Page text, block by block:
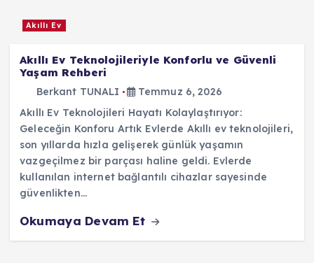
Akıllı Ev
Akıllı Ev Teknolojileriyle Konforlu ve Güvenli
Yaşam Rehberi
Berkant TUNALI
Temmuz 6, 2026
Akıllı Ev Teknolojileri Hayatı Kolaylaştırıyor:
Geleceğin Konforu Artık Evlerde Akıllı ev teknolojileri,
son yıllarda hızla gelişerek günlük yaşamın
vazgeçilmez bir parçası haline geldi. Evlerde
kullanılan internet bağlantılı cihazlar sayesinde
güvenlikten…
Okumaya Devam Et